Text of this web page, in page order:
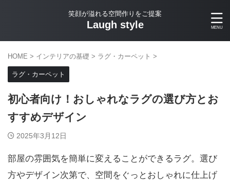
笑顔が溢れる空間作りをご提案
Laugh style
HOME > インテリアの基礎 > ラグ・カーペット >
ラグ・カーペット
初心者向け！おしゃれなラグの選び方とお
すすめデザイン
2025年3月12日
部屋の雰囲気を簡単に変えることができるラグ。選び
方やデザイン次第で、空間をぐっとおしゃれに仕上げ